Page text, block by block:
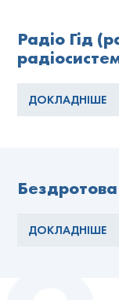
Радіо Гід
ДОКЛАДНІШЕ
ДОКЛАДНІШЕ